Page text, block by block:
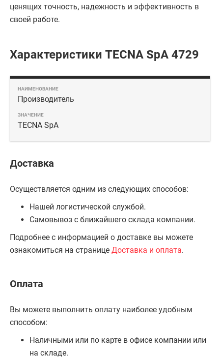
ценящих точность, надежность и эффективность в
своей работе.
Характеристики TECNA SpA 4729
Производитель
TECNA SpA
Доставка
Осуществляется одним из следующих способов:
Нашей логистической службой.
Самовывоз с ближайшего склада компании.
Подробнее с информацией о доставке вы можете
ознакомиться на странице Доставка и оплата.
Оплата
Вы можете выполнить оплату наиболее удобным
способом:
Наличными или по карте в офисе компании или
на складе.